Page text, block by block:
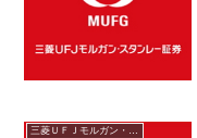
三菱ＵＦＪモルガン・スタンレー